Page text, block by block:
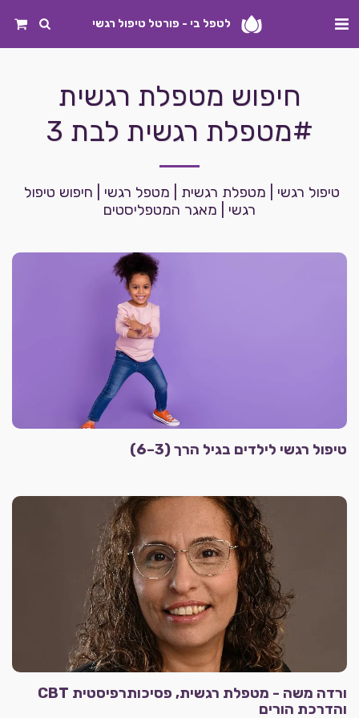
לטפל בי - פורטל טיפול רגשי
חיפוש מטפלת רגשית
#מטפלת רגשית לבת 3
רגשי | מאגר המטפליסטים
טיפול רגשי לילדים בגיל הרך (3–6)
ורדה משה - מטפלת רגשית, פסיכותרפיסטית CBT
והדרכת הורים